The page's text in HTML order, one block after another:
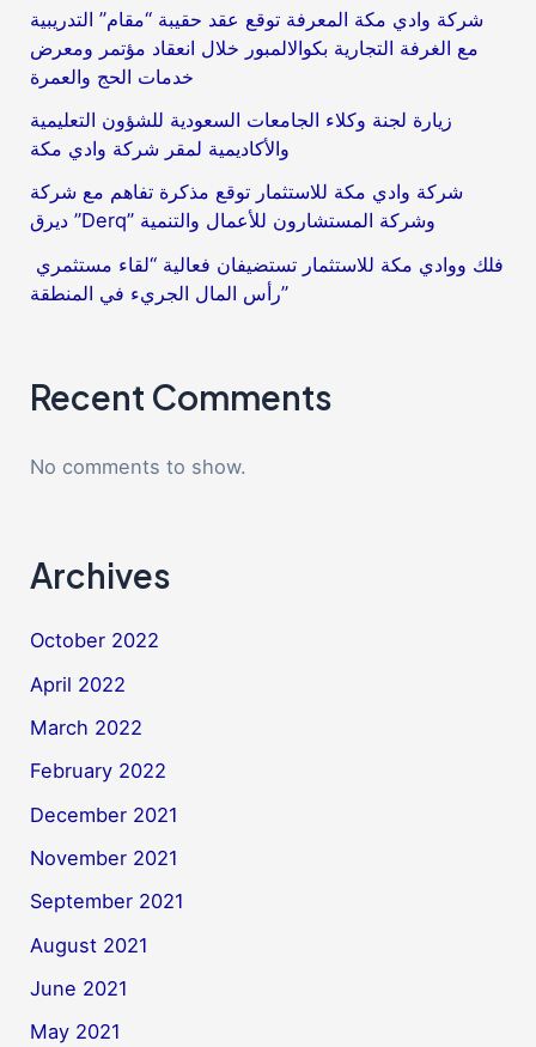
شركة وادي مكة المعرفة توقع عقد حقيبة “مقام” التدريبية
مع الغرفة التجارية بكوالالمبور خلال انعقاد مؤتمر ومعرض
خدمات الحج والعمرة
زيارة لجنة وكلاء الجامعات السعودية للشؤون التعليمية
والأكاديمية لمقر شركة وادي مكة
شركة وادي مكة للاستثمار توقع مذكرة تفاهم مع شركة
ديرق ”Derq” وشركة المستشارون للأعمال والتنمية
رأس المال الجريء في المنطقة”
Recent Comments
No comments to show.
Archives
October 2022
April 2022
March 2022
February 2022
December 2021
November 2021
September 2021
August 2021
June 2021
May 2021